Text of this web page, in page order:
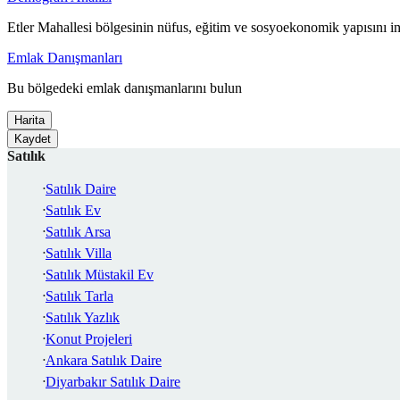
Etler Mahallesi bölgesinin nüfus, eğitim ve sosyoekonomik yapısını
Emlak Danışmanları
Bu bölgedeki emlak danışmanlarını bulun
Harita
Kaydet
Satılık
Satılık Daire
Satılık Ev
Satılık Arsa
Satılık Villa
Satılık Müstakil Ev
Satılık Tarla
Satılık Yazlık
Konut Projeleri
Ankara Satılık Daire
Diyarbakır Satılık Daire